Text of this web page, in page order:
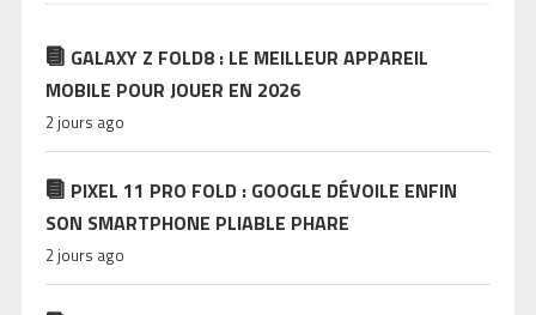
GALAXY Z FOLD8 : LE MEILLEUR APPAREIL
MOBILE POUR JOUER EN 2026
2 jours ago
PIXEL 11 PRO FOLD : GOOGLE DÉVOILE ENFIN
SON SMARTPHONE PLIABLE PHARE
2 jours ago